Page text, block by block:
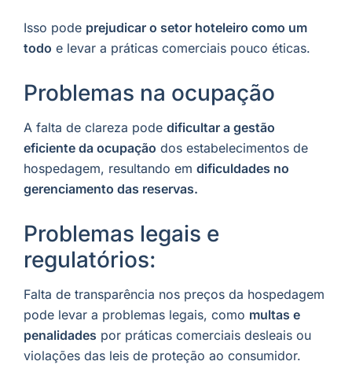
Isso pode prejudicar o setor hoteleiro como um
todo e levar a práticas comerciais pouco éticas.
Problemas na ocupação
A falta de clareza pode dificultar a gestão
eficiente da ocupação dos estabelecimentos de
hospedagem, resultando em dificuldades no
gerenciamento das reservas.
Problemas legais e
regulatórios:
Falta de transparência nos preços da hospedagem
pode levar a problemas legais, como multas e
penalidades por práticas comerciais desleais ou
violações das leis de proteção ao consumidor.